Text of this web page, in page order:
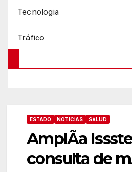
Tecnologia
Tráfico
ESTADO NOTICIAS SALUD
AmplÃa
consulta de